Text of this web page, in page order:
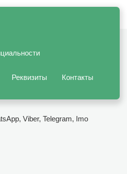
Реквизиты Контакты
Viber, Telegram, Imo